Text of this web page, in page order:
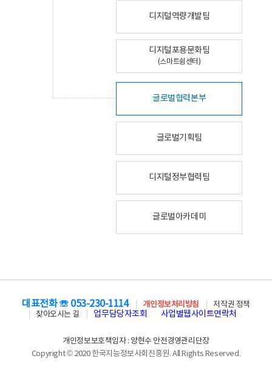
디지털역량개발팀
디지털포용문화팀
(스마트쉼센터)
글로벌협력본부
글로벌기획팀
디지털정부협력팀
글로벌아카데미
대표전화 ☏ 053-230-1114 개인정보처리방침
저작권 정책
찾아오시는 길
업무담당자조회 사업별웹사이트연락처
개인정보보호책임자 : 양현수 안전경영관리단장
Copyright © 2020 한국지능정보사회진흥원. All Rights Reserved.